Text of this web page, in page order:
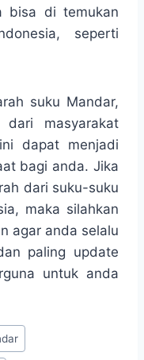
bisa di temukan
seperti
suku Mandar,
masyarakat
dapat menjadi
bagi anda. Jika
dari suku-suku
maka silahkan
agar anda selalu
paling update
untuk anda